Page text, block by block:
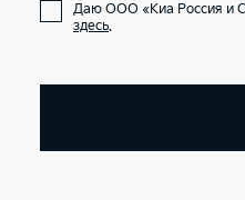
Даю ООО «Киа Россия и
здесь.